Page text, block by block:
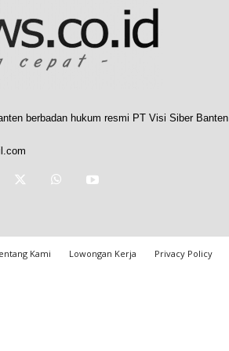
berbadan hukum resmi PT Visi Siber Banten
Kami Lowongan Kerja Privacy Policy